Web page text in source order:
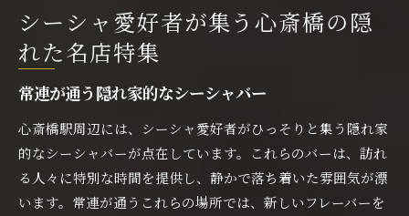
シーシャ愛好者が集う心斎橋の隠
れた名店特集
常連が通う隠れ家的なシーシャバー
心斎橋駅周辺には、シーシャ愛好者がひっそりと集う隠れ家
的なシーシャバーが点在しています。これらのバーは、訪れ
る人々に特別な時間を提供し、静かで落ち着いた雰囲気が漂
います。常連が通うこれらの場所では、新しいフレーバーを